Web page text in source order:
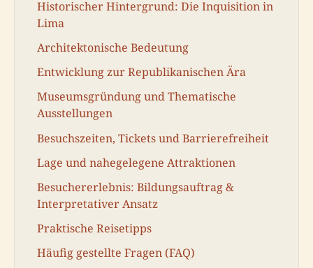
Historischer Hintergrund: Die Inquisition in
Lima
Architektonische Bedeutung
Entwicklung zur Republikanischen Ära
Museumsgründung und Thematische
Ausstellungen
Besuchszeiten, Tickets und Barrierefreiheit
Lage und nahegelegene Attraktionen
Besuchererlebnis: Bildungsauftrag &
Interpretativer Ansatz
Praktische Reisetipps
Häufig gestellte Fragen (FAQ)